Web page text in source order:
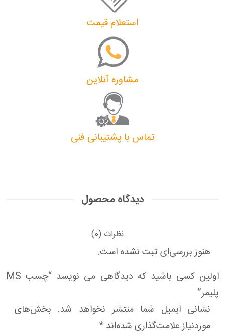
استعلام قیمت
مشاوره آنلاین
تماس با پشتیبانی فنی
دیدگاه محصول
نظرات (0)
هنوز بررسی‌ای ثبت نشده است.
اولین کسی باشید که دیدگاهی می نویسد “چسب MS
پلیمر”
نشانی ایمیل شما منتشر نخواهد شد. بخش‌های
موردنیاز علامت‌گذاری شده‌اند *